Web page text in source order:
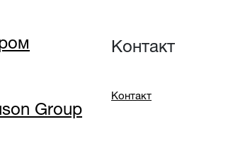
Group
Контакт
Контакт